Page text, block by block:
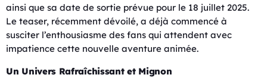
ainsi que sa date de sortie prévue pour le 18 juillet 2025.
Le teaser, récemment dévoilé, a déjà commencé à
susciter l’enthousiasme des fans qui attendent avec
impatience cette nouvelle aventure animée.
Un Univers Rafraîchissant et Mignon